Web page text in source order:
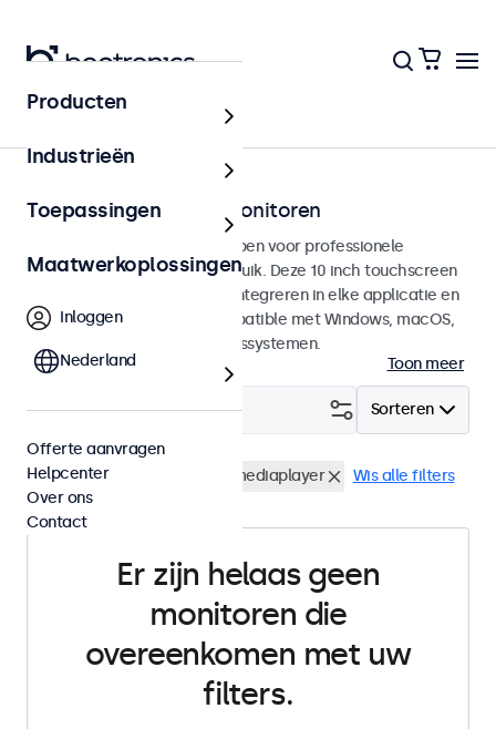
Touchscreens
10 inch touchscreen monitoren
10 inch touchscreens ontworpen voor professionele
toepassingen en continu gebruik. Deze 10 inch touchscreen
monitoren zijn eenvoudig te integreren in elke applicatie en
iedere omgeving en zijn compatible met Windows, macOS,
ChromeOS en Linux besturingssystemen.
Toon meer
Sorteren
Filter (0)
10 inch touchscreens USB mediaplayer Wis alle filters
Er zijn helaas geen
monitoren die
overeenkomen met uw
filters.
Producten
Industrieën
Toepassingen
Maatwerkoplossingen
Inloggen
Nederland
Offerte aanvragen
Helpcenter
Over ons
Contact